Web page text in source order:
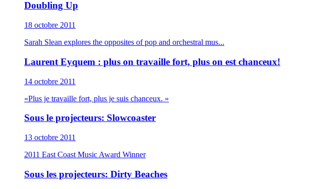
Doubling Up
18 octobre 2011
Sarah Slean explores the opposites of pop and orchestral mus...
Laurent Eyquem : plus on travaille fort, plus on est chanceux!
14 octobre 2011
«Plus je travaille fort, plus je suis chanceux. »
Sous le projecteurs: Slowcoaster
13 octobre 2011
2011 East Coast Music Award Winner
Sous les projecteurs: Dirty Beaches